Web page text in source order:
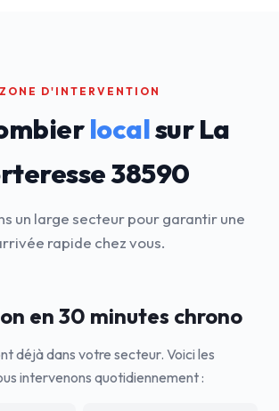
ZONE D'INTERVENTION
localsur La
38590
un large secteur pour garantir une
rapide chez vous.
en 30 minutes chrono
déjà dans votre secteur. Voici les
intervenons quotidiennement :